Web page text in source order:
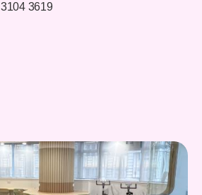
3104 3619